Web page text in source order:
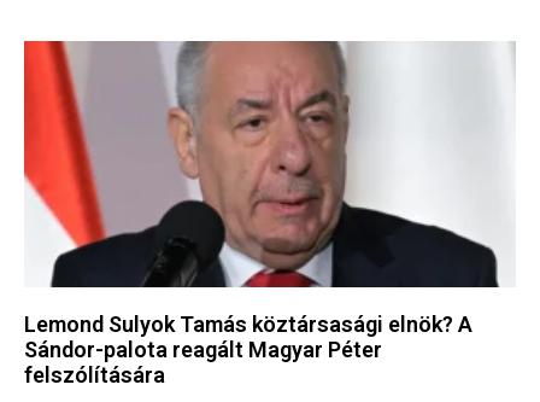
Lemond Sulyok Tamás köztársasági elnök? A
Sándor-palota reagált Magyar Péter
felszólítására